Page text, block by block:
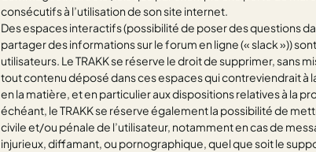
consécutifs à l’utilisation de son site internet.
Des espaces interactifs (possibilité de poser des questions
partager des informations sur le forum en ligne (« slack »))
utilisateurs. Le TRAKK se réserve le droit de supprimer, sans
tout contenu déposé dans ces espaces qui contreviendrait à
en la matière, et en particulier aux dispositions relatives à la
échéant, le TRAKK se réserve également la possibilité de
civile et/ou pénale de l’utilisateur, notamment en cas de
injurieux, diffamant, ou pornographique, quel que soit le